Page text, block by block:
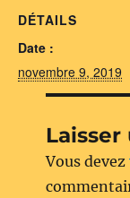
DÉTAILS
Date :
novembre 9, 2019
Vous devez